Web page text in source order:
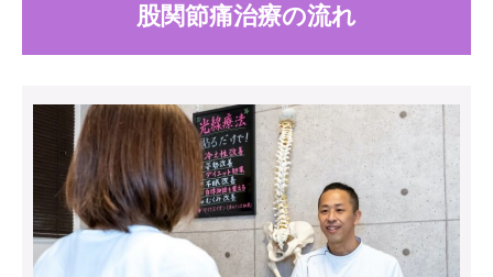
股関節痛治療の流れ